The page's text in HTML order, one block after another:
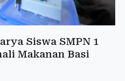
Siswa SMPN 1
Makanan Basi